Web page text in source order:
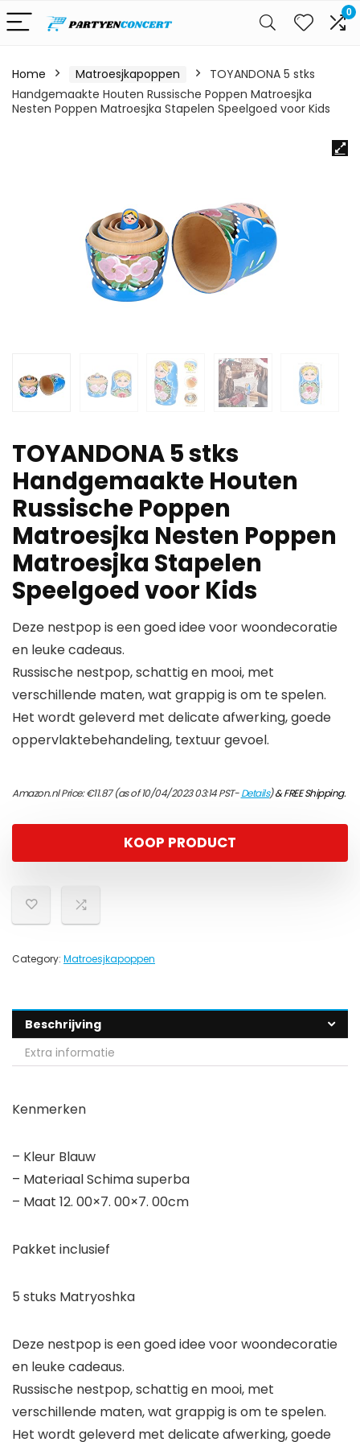
0
Home Matroesjkapoppen
TOYANDONA 5 stks
Handgemaakte Houten Russische Poppen Matroesjka
Nesten Poppen Matroesjka Stapelen Speelgoed voor Kids
TOYANDONA 5 stks
Handgemaakte Houten
Russische Poppen
Matroesjka Nesten Poppen
Matroesjka Stapelen
Speelgoed voor Kids
Deze nestpop is een goed idee voor woondecoratie
en leuke cadeaus.
Russische nestpop, schattig en mooi, met
verschillende maten, wat grappig is om te spelen.
Het wordt geleverd met delicate afwerking, goede
oppervlaktebehandeling, textuur gevoel.
Amazon.nl Price:€11.87(as of 10/04/2023 03:14 PST-Details)&FREE Shipping.
KOOP PRODUCT
Category: Matroesjkapoppen
Beschrijving
Extra informatie
Kenmerken
– Kleur Blauw
– Materiaal Schima superba
– Maat 12. 00×7. 00×7. 00cm
Pakket inclusief
5 stuks Matryoshka
Deze nestpop is een goed idee voor woondecoratie
en leuke cadeaus.
Russische nestpop, schattig en mooi, met
verschillende maten, wat grappig is om te spelen.
Het wordt geleverd met delicate afwerking, goede